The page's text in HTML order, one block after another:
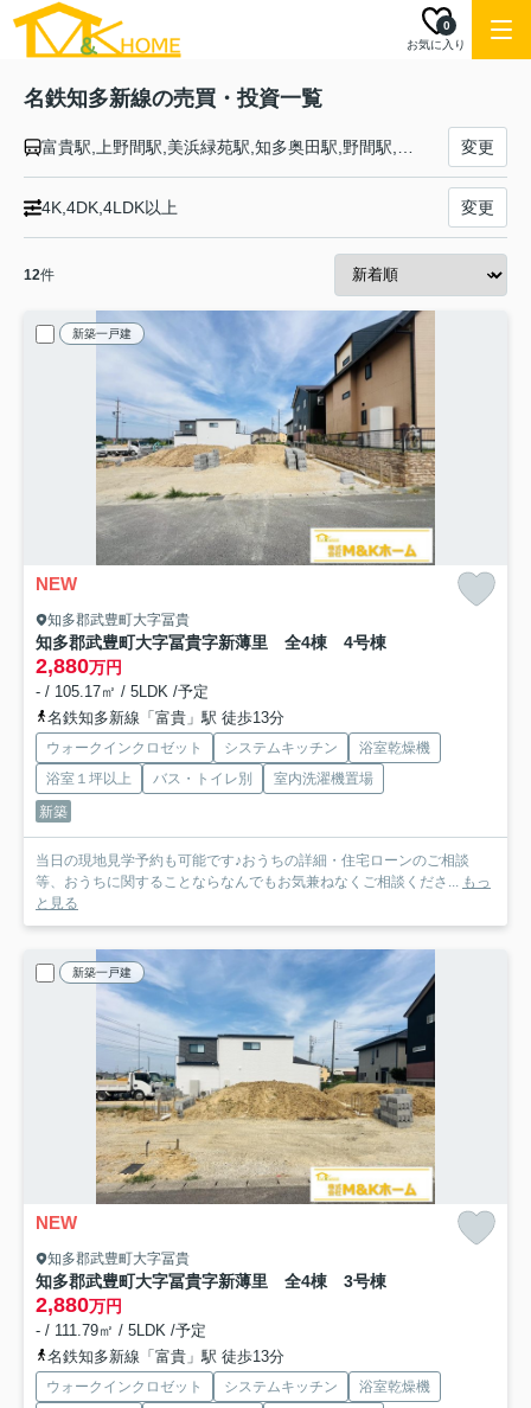
お気に入り
0
名鉄知多新線の売買・投資一覧
変更
4K,4DK,4LDK以上 変更
12件
新築一戸建
NEW
知多郡武豊町大字冨貴
知多郡武豊町大字冨貴字新薄里 全4棟 4号棟
2,880万円
- / 105.17㎡ / 5LDK /予定
名鉄知多新線「富貴」駅 徒歩13分
ウォークインクロゼット システムキッチン
浴室乾燥機
浴室１坪以上
バス・トイレ別
室内洗濯機置場
新築
当日の現地見学予約も可能です♪おうちの詳細・住宅ローンのご相談
等、おうちに関することならなんでもお気兼ねなくご相談くださ... もっ
と見る
新築一戸建
NEW
知多郡武豊町大字冨貴
知多郡武豊町大字冨貴字新薄里 全4棟 3号棟
2,880万円
- / 111.79㎡ / 5LDK /予定
名鉄知多新線「富貴」駅 徒歩13分
ウォークインクロゼット システムキッチン
浴室乾燥機